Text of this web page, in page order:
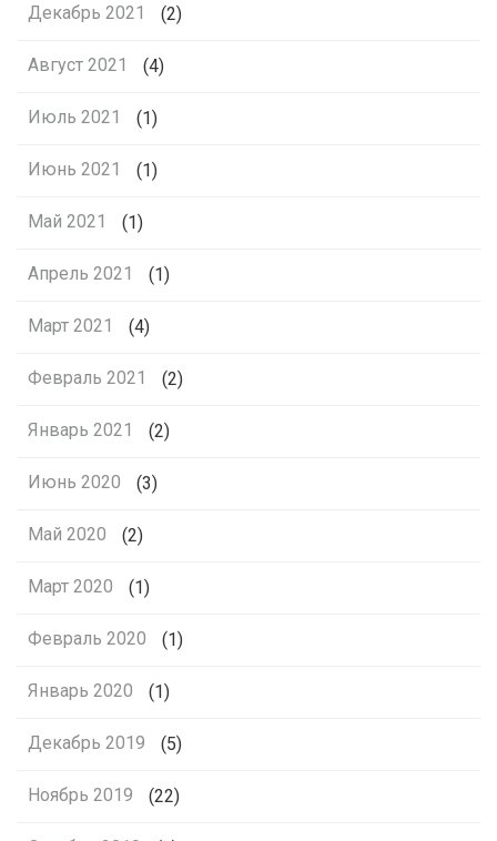
Декабрь 2021 (2)
Август 2021 (4)
Июль 2021 (1)
Июнь 2021 (1)
Май 2021 (1)
Апрель 2021 (1)
Март 2021 (4)
Февраль 2021 (2)
Январь 2021 (2)
Июнь 2020 (3)
Май 2020 (2)
Март 2020 (1)
Февраль 2020 (1)
Январь 2020 (1)
Декабрь 2019 (5)
Ноябрь 2019 (22)